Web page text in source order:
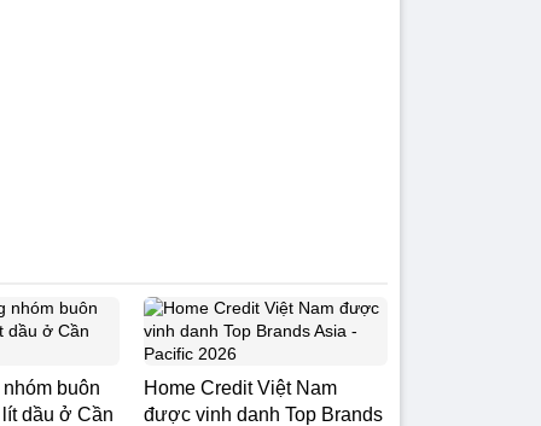
buôn
lít dầu ở Cần
Home Credit Việt Nam
được vinh danh Top Brands